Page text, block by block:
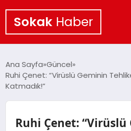
Sokak Haber
EKONOMI
Ana Sayfa Güncel
Ruhi Çenet: “Virüslü Geminin
Katmadık!”
Ruhi Çenet: “Virüslü